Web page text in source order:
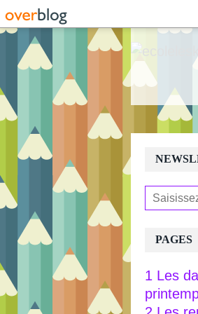
PAGES
1 Les